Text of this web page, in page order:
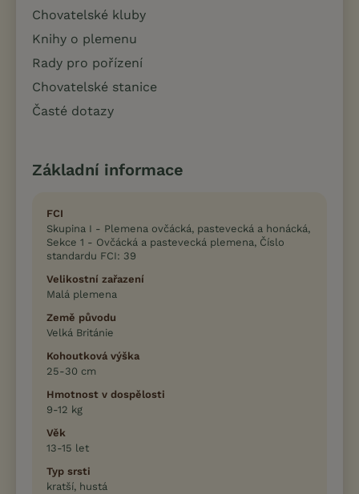
Chovatelské kluby
Knihy o plemenu
Rady pro pořízení
Chovatelské stanice
Časté dotazy
Základní informace
FCI
Skupina I - Plemena ovčácká, pastevecká a honácká,
Sekce 1 - Ovčácká a pastevecká plemena, Číslo
standardu FCI: 39
Velikostní zařazení
Malá plemena
Země původu
Velká Británie
Kohoutková výška
25-30 cm
Hmotnost v dospělosti
9-12 kg
Věk
13-15 let
Typ srsti
kratší, hustá